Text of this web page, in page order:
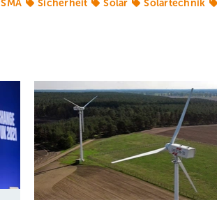
SMA Sicherheit Solar Solartechnik